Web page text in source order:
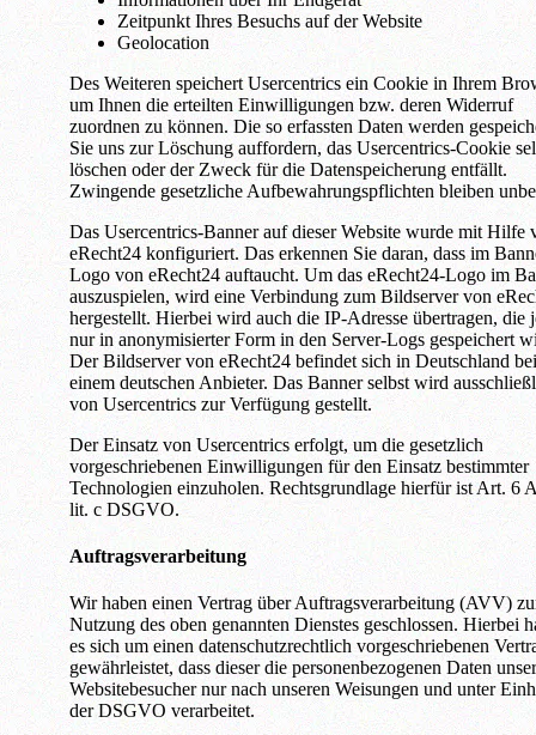
Zeitpunkt Ihres Besuchs auf der Website
Geolocation
Des Weiteren speichert Usercentrics ein Cookie in Ihrem
um Ihnen die erteilten Einwilligungen bzw. deren Widerruf
zuordnen zu können. Die so erfassten Daten werden
Sie uns zur Löschung auffordern, das Usercentrics-Cookie
löschen oder der Zweck für die Datenspeicherung entfällt.
Zwingende gesetzliche Aufbewahrungspflichten bleiben
Das Usercentrics-Banner auf dieser Website wurde mit Hilfe
eRecht24 konfiguriert. Das erkennen Sie daran, dass im
Logo von eRecht24 auftaucht. Um das eRecht24-Logo im
auszuspielen, wird eine Verbindung zum Bildserver von
hergestellt. Hierbei wird auch die IP-Adresse übertragen, die
nur in anonymisierter Form in den Server-Logs gespeichert
Der Bildserver von eRecht24 befindet sich in Deutschland bei
einem deutschen Anbieter. Das Banner selbst wird
von Usercentrics zur Verfügung gestellt.
Der Einsatz von Usercentrics erfolgt, um die gesetzlich
vorgeschriebenen Einwilligungen für den Einsatz bestimmter
Technologien einzuholen. Rechtsgrundlage hierfür ist Art. 6
lit. c DSGVO.
Auftragsverarbeitung
Wir haben einen Vertrag über Auftragsverarbeitung (AVV)
Nutzung des oben genannten Dienstes geschlossen. Hierbei
es sich um einen datenschutzrechtlich vorgeschriebenen
gewährleistet, dass dieser die personenbezogenen Daten
Websitebesucher nur nach unseren Weisungen und unter
der DSGVO verarbeitet.